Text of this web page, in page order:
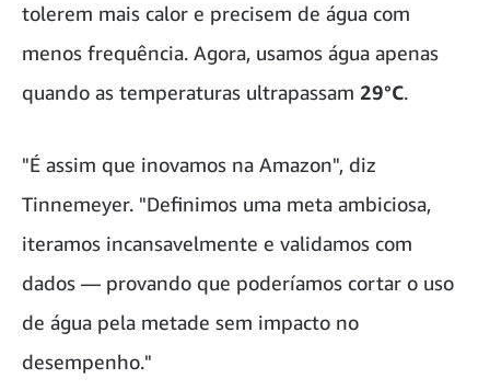
tolerem mais calor e precisem de água com
menos frequência. Agora, usamos água apenas
quando as temperaturas ultrapassam 29°C.
"É assim que inovamos na Amazon", diz
Tinnemeyer. "Definimos uma meta ambiciosa,
iteramos incansavelmente e validamos com
dados — provando que poderíamos cortar o uso
de água pela metade sem impacto no
desempenho."